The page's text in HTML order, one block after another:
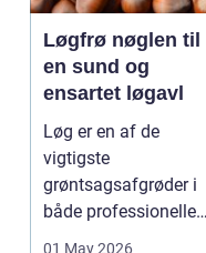
Løgfrø nøglen til
en sund og
ensartet løgavl
Løg er en af de
vigtigste
grøntsagsafgrøder i
både professionelle
køkkenhaver og større
01 May 2026